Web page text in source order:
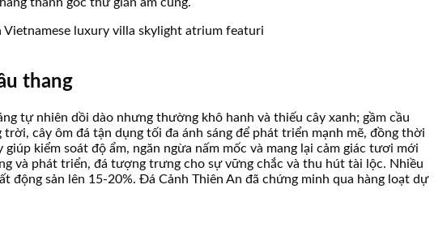
thành góc thư giãn ấm cúng.
thang
tự nhiên dồi dào nhưng thường khô hanh và thiếu cây xanh; gầm cầu
cây ôm đá tận dụng tối đa ánh sáng để phát triển mạnh mẽ, đồng thời
kiểm soát độ ẩm, ngăn ngừa nấm mốc và mang lại cảm giác tươi mới
và phát triển, đá tượng trưng cho sự vững chắc và thu hút tài lộc. Nhiều
động sản lên 15-20%. Đá Cảnh Thiên An đã chứng minh qua hàng loạt dự